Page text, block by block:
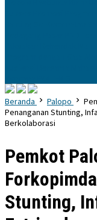
Beranda Palopo
Penanganan Stunting,
Berkolaborasi
Pemkot
Stunting,